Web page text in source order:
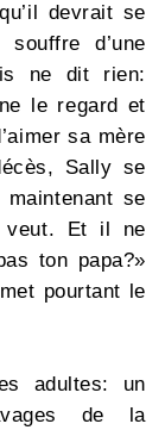
devrait se
d’une
ne dit rien:
le regard et
sa mère
Sally se
se
veut. Et il ne
ton papa?»
pourtant le
adultes: un
de la